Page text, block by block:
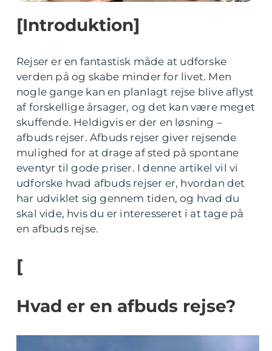
[Introduktion]
Rejser er en fantastisk måde at udforske
verden på og skabe minder for livet. Men
nogle gange kan en planlagt rejse blive aflyst
af forskellige årsager, og det kan være meget
skuffende. Heldigvis er der en løsning –
afbuds rejser. Afbuds rejser giver rejsende
mulighed for at drage af sted på spontane
eventyr til gode priser. I denne artikel vil vi
udforske hvad afbuds rejser er, hvordan det
har udviklet sig gennem tiden, og hvad du
skal vide, hvis du er interesseret i at tage på
en afbuds rejse.
[
Hvad er en afbuds rejse?